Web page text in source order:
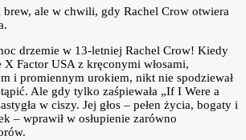
brew, ale w chwili, gdy Rachel Crow otwiera
drzemie w 13-letniej Rachel Crow! Kiedy
X Factor USA z kręconymi włosami,
i promiennym urokiem, nikt nie spodziewał
Ale gdy tylko zaśpiewała „If I Were a
w ciszy. Jej głos – pełen życia, bogaty i
– wprawił w osłupienie zarówno